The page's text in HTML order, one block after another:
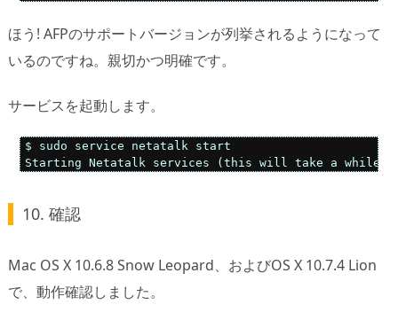
ほう! AFPのサポートバージョンが列挙されるようになって
いるのですね。親切かつ明確です。
サービスを起動します。
$ sudo service netatalk start
Starting Netatalk services (this will take a while):
10. 確認
Mac OS X 10.6.8 Snow Leopard、およびOS X 10.7.4 Lion
で、動作確認しました。